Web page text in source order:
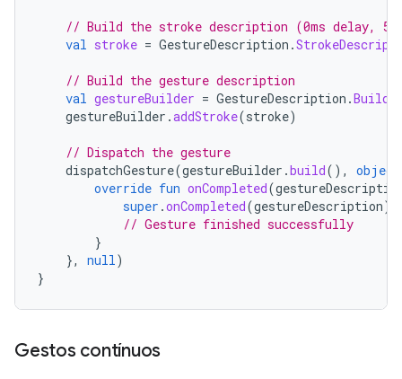
// Build the stroke description (0ms delay,
val stroke = GestureDescription .
// Build the gesture description
val gestureBuilder = GestureDescription .
gestureBuilder .addStroke(stroke)
// Dispatch the gesture
dispatchGesture(gestureBuilder .build(),
object
override fun onCompleted(
super .onCompleted(gestureDescription)
// Gesture finished successfully
}
},
null)
}
Gestos contínuos